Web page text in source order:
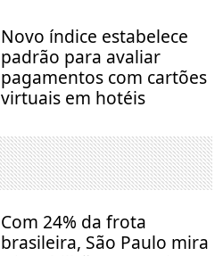
Novo índice estabelece
padrão para avaliar
pagamentos com cartões
virtuais em hotéis
Com 24% da frota
brasileira, São Paulo mira